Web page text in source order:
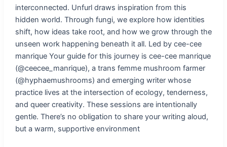
interconnected. Unfurl draws inspiration from this
hidden world. Through fungi, we explore how identities
shift, how ideas take root, and how we grow through the
unseen work happening beneath it all. Led by cee-cee
manrique Your guide for this journey is cee-cee manrique
(@ceecee_manrique), a trans femme mushroom farmer
(@hyphaemushrooms) and emerging writer whose
practice lives at the intersection of ecology, tenderness,
and queer creativity. These sessions are intentionally
gentle. There’s no obligation to share your writing aloud,
but a warm, supportive environment